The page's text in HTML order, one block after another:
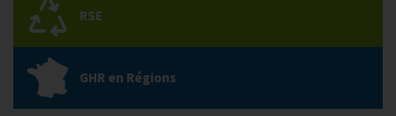
RSE
GHR en Régions